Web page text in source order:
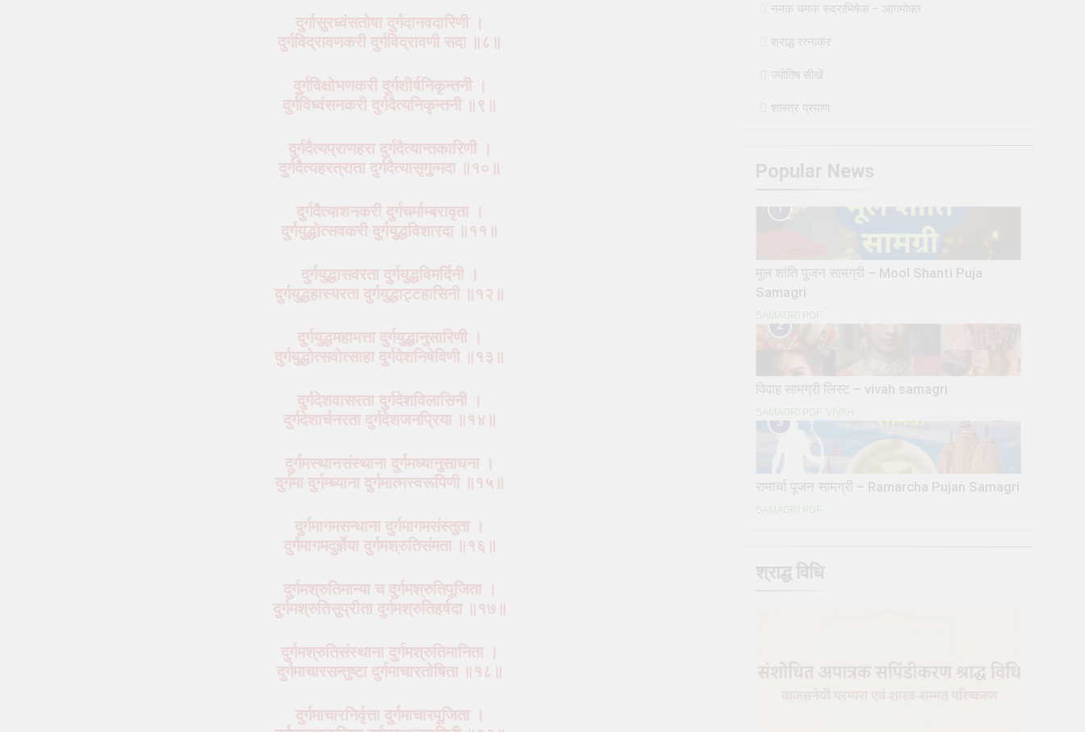
दुर्गासुरध्वंसतोषा दुर्गदानवदारिणी ।
दुर्गविद्रावणकरी दुर्गविद्रावणी सदा ॥८॥
दुर्गविक्षोभणकरी दुर्गशीर्षनिकृन्तनी ।
दुर्गविध्वंसनकरी दुर्गदैत्यनिकृन्तनी ॥९॥
दुर्गदैत्यप्राणहरा दुर्गदैत्यान्तकारिणी ।
दुर्गदैत्यहरत्राता दुर्गदैत्यासृगुन्मदा ॥१०॥
दुर्गदैत्याशनकरी दुर्गचर्माम्बरावृता ।
दुर्गयुद्धोत्सवकरी दुर्गयुद्धविशारदा ॥११॥
दुर्गयुद्धासवरता दुर्गयुद्धविमर्दिनी ।
दुर्गयुद्धहास्यरता दुर्गयुद्धाट्टहासिनी ॥१२॥
दुर्गयुद्धमहामत्ता दुर्गयुद्धानुसारिणी ।
दुर्गयुद्धोत्सवोत्साहा दुर्गदेशनिषेविणी ॥१३॥
दुर्गदेशवासरता दुर्गदेशविलासिनी ।
दुर्गदेशार्चनरता दुर्गदेशजनप्रिया ॥१४॥
दुर्गमस्थानसंस्थाना दुर्गमध्यानुसाधना ।
दुर्गमा दुर्गम्ध्याना दुर्गमात्मस्वरूपिणी ॥१५॥
दुर्गमागमसन्धाना दुर्गमागमसंस्तुता ।
दुर्गमागमदुर्ज्ञेया दुर्गमश्रुतिसंमता ॥१६॥
दुर्गमश्रुतिमान्या च दुर्गमश्रुतिपूजिता ।
दुर्गमश्रुतिसुप्रीता दुर्गमश्रुतिहर्षदा ॥१७॥
दुर्गमश्रुतिसंस्थाना दुर्गमश्रुतिमानिता ।
दुर्गमाचारसन्तुष्टा दुर्गमाचारतोषिता ॥१८॥
दुर्गमाचारनिर्वृत्ता दुर्गमाचारपूजिता ।
नमक चमक रुद्राभिषेक – आगमोक्त
श्राद्ध रत्नाकर
ज्योतिष सीखें
शास्त्र प्रमाण
Popular News
1
मूल शांति पूजन सामग्री – Mool Shanti Puja
Samagri
SAMAGRI PDF
2
विवाह सामग्री लिस्ट – vivah samagri
SAMAGRI PDF
3
रामार्चा पूजन सामग्री – Ramarcha Pujan Samagri
SAMAGRI PDF
श्राद्ध विधि